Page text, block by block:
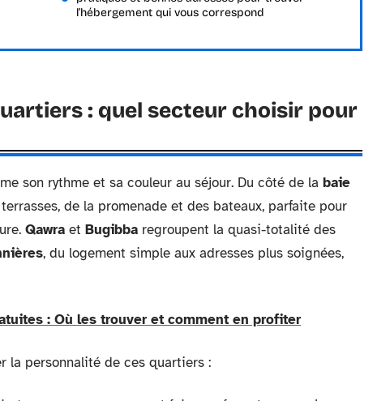
l’hébergement qui vous correspond
: quel secteur choisir pour
son rythme et sa couleur au séjour. Du côté de la baie
de la promenade et des bateaux, parfaite pour
Qawra et Bugibba regroupent la quasi-totalité des
, du logement simple aux adresses plus soignées,
: Où les trouver et comment en profiter
la personnalité de ces quartiers :